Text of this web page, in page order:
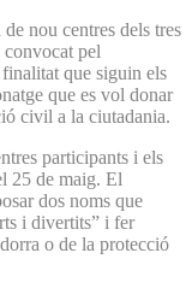
nou centres dels tres
convocat pel
que siguin els
que es vol donar
civil a la ciutadania.
participants i els
25 de maig. El
dos noms que
i divertits” i fer
o de la protecció